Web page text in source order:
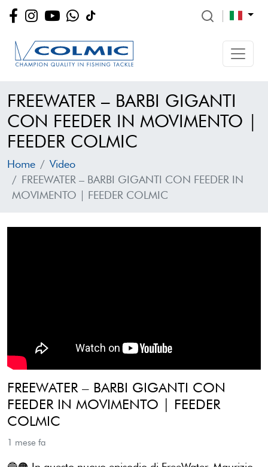
FREEWATER – BARBI GIGANTI
CON FEEDER IN MOVIMENTO |
FEEDER COLMIC
Home
Video
FREEWATER – BARBI GIGANTI CON FEEDER IN
MOVIMENTO | FEEDER COLMIC
FREEWATER – BARBI GIGANTI CON
FEEDER IN MOVIMENTO | FEEDER
COLMIC
1 mese fa